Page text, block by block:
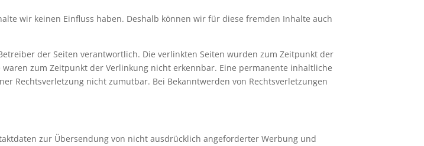
wir keinen Einfluss haben. Deshalb können wir für diese fremden Inhalte auch
der Seiten verantwortlich. Die verlinkten Seiten wurden zum Zeitpunkt der
zum Zeitpunkt der Verlinkung nicht erkennbar. Eine permanente inhaltliche
Rechtsverletzung nicht zumutbar. Bei Bekanntwerden von Rechtsverletzungen
zur Übersendung von nicht ausdrücklich angeforderter Werbung und